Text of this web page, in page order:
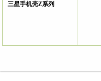
三星手机壳Z系列